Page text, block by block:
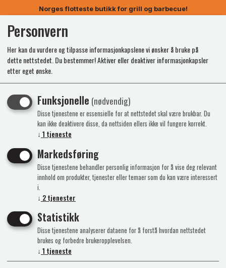
Norges flotteste butikk for grill og barbecue!
Personvern
Her kan du vurdere og tilpasse informasjonkapslene vi ønsker å bruke på
dette nettstedet. Du bestemmer! Aktiver eller deaktiver informasjonkapsler
etter eget ønske.
Funksjonelle (nødvendig)
Disse tjenestene er essensielle for at nettstedet skal være brukbar. Du
kan ikke deaktivere disse, da nettsiden ellers ikke vil fungere korrekt.
↓ 1 tjeneste
Markedsføring
Disse tjenestene behandler personlig informasjon for å vise deg relevant
innhold om produkter, tjenester eller temaer som du kan være interessert
i.
↓ 2tjenester
Statistikk
Disse tjenestene analyserer dataene for å forstå hvordan nettstedet
brukes og forbedre brukeropplevelsen.
↓ 1 tjeneste